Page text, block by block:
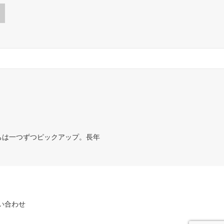
一つずつピックアップ。長年
合わせ